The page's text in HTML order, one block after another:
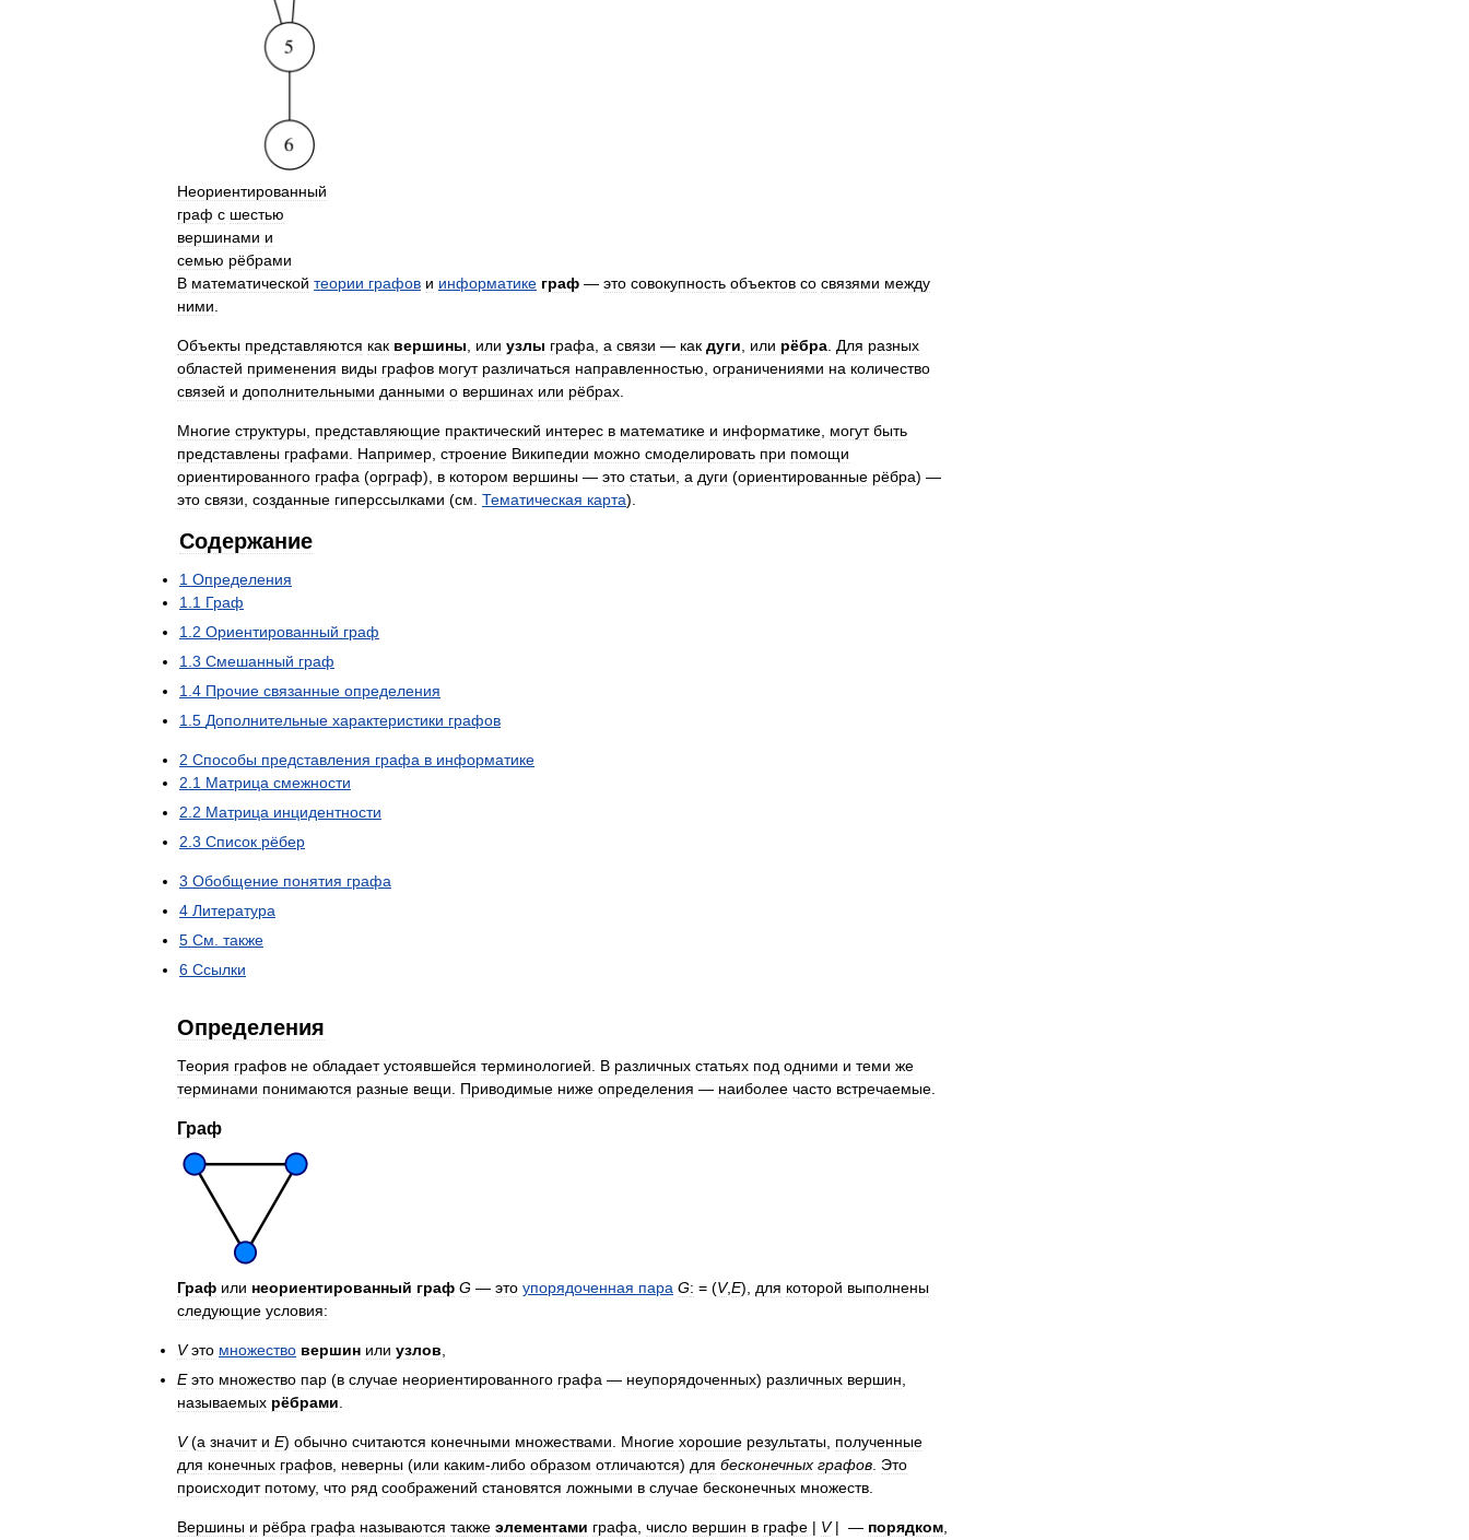
Неориентированный
граф с шестью
вершинами и
семью рёбрами
В математической теории графов и информатике граф — это совокупность объектов со связями между
ними.
Объекты представляются как вершины, или узлы графа, а связи — как дуги, или рёбра. Для разных
областей применения виды графов могут различаться направленностью, ограничениями на количество
связей и дополнительными данными о вершинах или рёбрах.
Многие структуры, представляющие практический интерес в математике и информатике, могут быть
представлены графами. Например, строение Википедии можно смоделировать при помощи
ориентированного графа (орграф), в котором вершины — это статьи, а дуги (ориентированные рёбра) —
это связи, созданные гиперссылками (см. Тематическая карта).
Содержание
1 Определения
1.1 Граф
1.2 Ориентированный граф
1.3 Смешанный граф
1.4 Прочие связанные определения
1.5 Дополнительные характеристики графов
2 Способы представления графа в информатике
2.1 Матрица смежности
2.2 Матрица инцидентности
2.3 Список рёбер
3 Обобщение понятия графа
4 Литература
5 См. также
6 Ссылки
Определения
Теория графов не обладает устоявшейся терминологией. В различных статьях под одними и теми же
терминами понимаются разные вещи. Приводимые ниже определения — наиболее часто встречаемые.
Граф
Граф или неориентированный граф G — это упорядоченная пара G: = (V,E), для которой выполнены
следующие условия:
V это множество вершин или узлов,
E это множество пар (в случае неориентированного графа — неупорядоченных) различных вершин,
называемых рёбрами.
V(а значит и E) обычно считаются конечными множествами. Многие хорошие результаты, полученные
для конечных графов, неверны (или каким-либо образом отличаются) для бесконечных графов. Это
происходит потому, что ряд соображений становятся ложными в случае бесконечных множеств.
Вершины и рёбра графа называются также элементами графа, число вершин в графе | V| — порядком,